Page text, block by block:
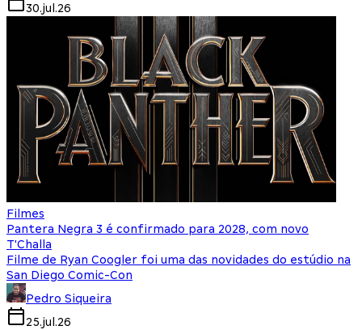
30.jul.26
Filmes
Pantera Negra 3 é confirmado para 2028, com novo
T'Challa
Filme de Ryan Coogler foi uma das novidades do estúdio na
San Diego Comic-Con
Pedro Siqueira
25.jul.26